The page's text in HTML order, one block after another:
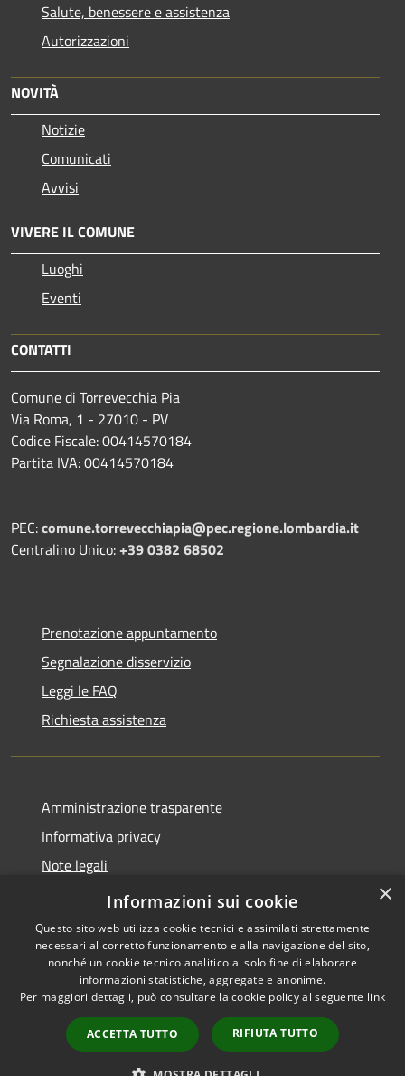
Salute, benessere e assistenza
Autorizzazioni
NOVITÀ
Notizie
Comunicati
Avvisi
VIVERE IL COMUNE
Luoghi
Eventi
CONTATTI
Comune di Torrevecchia Pia
Via Roma, 1 - 27010 - PV
Codice Fiscale: 00414570184
Partita IVA: 00414570184
PEC:comune.torrevecchiapia@pec.regione.lombardia.it
Centralino Unico:+39 0382 68502
Prenotazione appuntamento
Segnalazione disservizio
Leggi le FAQ
Richiesta assistenza
Amministrazione trasparente
Informativa privacy
Note legali
Dichiarazione di accessibilità
Accessibilità
Copyright © 2026 • Comune di
Torrevecchia Pia • Powered by
Municipium•
Accesso
redazione
×
Informazioni sui cookie
Questo sito web utilizza cookie tecnici e assimilati strettamente
necessari al corretto funzionamento e alla navigazione del sito,
nonché un cookie tecnico analitico al solo fine di elaborare
informazioni statistiche, aggregate e anonime.
Per maggiori dettagli, può consultare la cookie policy al seguente link
ACCETTA TUTTO RIFIUTA TUTTO